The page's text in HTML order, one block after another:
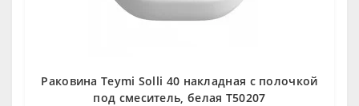
Раковина Teymi Solli 40 накладная с полочкой
под смеситель, белая T50207